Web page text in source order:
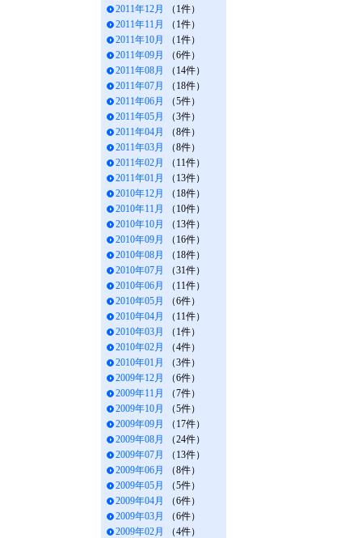
2011年12月
（1件）
2011年11月
（1件）
2011年10月
（1件）
2011年09月
（6件）
2011年08月
（14件）
2011年07月
（18件）
2011年06月
（5件）
2011年05月
（3件）
2011年04月
（8件）
2011年03月
（8件）
2011年02月
（11件）
2011年01月
（13件）
2010年12月
（18件）
2010年11月
（10件）
2010年10月
（13件）
2010年09月
（16件）
2010年08月
（18件）
2010年07月
（31件）
2010年06月
（11件）
2010年05月
（6件）
2010年04月
（11件）
2010年03月
（1件）
2010年02月
（4件）
2010年01月
（3件）
2009年12月
（6件）
2009年11月
（7件）
2009年10月
（5件）
2009年09月
（17件）
2009年08月
（24件）
2009年07月
（13件）
2009年06月
（8件）
2009年05月
（5件）
2009年04月
（6件）
2009年03月
（6件）
2009年02月
（4件）